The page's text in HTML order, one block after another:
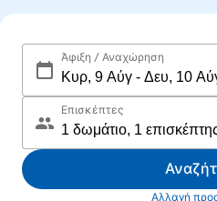
Άφιξη / Αναχώρηση
Επισκέπτες
Αλλαγή